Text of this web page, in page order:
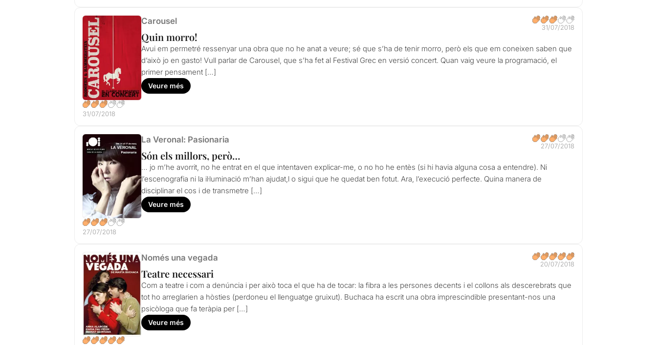
31/07/2018
Carousel
31/07/2018
Quin morro!
Avui em permetré ressenyar una obra que no he anat a veure; sé que s’ha de tenir morro, però els que em coneixen saben que
d’això jo en gasto! Vull parlar de Carousel, que s’ha fet al Festival Grec en versió concert. Quan vaig veure la programació, el
primer pensament […]
Veure més
27/07/2018
La Veronal: Pasionaria
27/07/2018
Són els millors, però…
… jo m’he avorrit, no he entrat en el que intentaven explicar-me, o no ho he entès (si hi havia alguna cosa a entendre). Ni
l’escenografia ni la il·luminació m’han ajudat,l o sigui que he quedat ben fotut. Ara, l’execució perfecte. Quina manera de
disciplinar el cos i de transmetre […]
Veure més
Només una vegada
20/07/2018
Teatre necessari
Com a teatre i com a denúncia i per això toca el que ha de tocar: la fibra a les persones decents i el collons als descerebrats que
tot ho arreglarien a hòsties (perdoneu el llenguatge gruixut). Buchaca ha escrit una obra imprescindible presentant-nos una
psicòloga que fa teràpia per […]
Veure més